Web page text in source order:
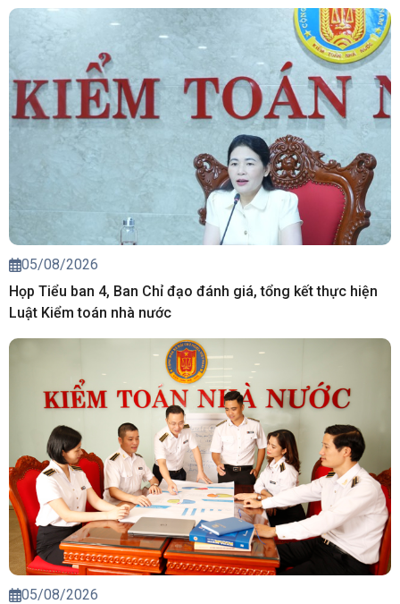
05/08/2026
Họp Tiểu ban 4, Ban Chỉ đạo đánh giá, tổng kết thực hiện
Luật Kiểm toán nhà nước
05/08/2026